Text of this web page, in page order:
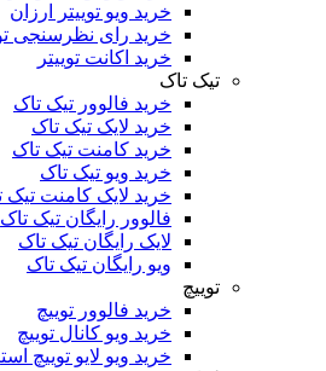
خرید ویو توییتر ارزان
خرید رای نظرسنجی
خرید اکانت توییتر
تیک تاک
خرید فالوور تیک تاک
خرید لایک تیک تاک
خرید کامنت تیک ‌تاک
خرید ویو تیک تاک
خرید لایک کامنت تیک
فالوور رایگان تیک تاک
لایک رایگان تیک تاک
ویو رایگان تیک تاک
توییچ
خرید فالوور توییچ
خرید ویو کانال توییچ
خرید ویو لایو توییچ